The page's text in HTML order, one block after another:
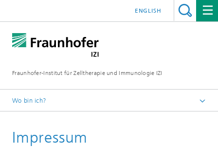
Fraunhofer-Institut für Zelltherapie und Immunologie IZI
ENGLISH
Wo bin ich?
Impressum